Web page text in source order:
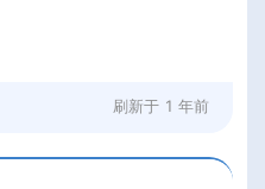
刷新于 1 年前